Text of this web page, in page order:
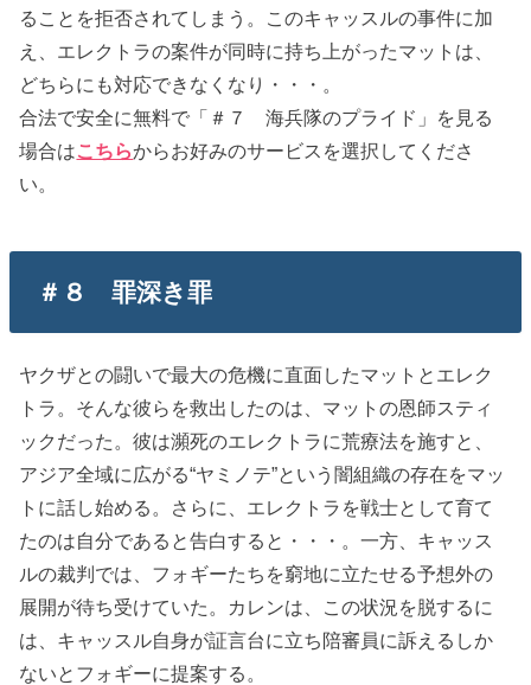
ることを拒否されてしまう。このキャッスルの事件に加
え、エレクトラの案件が同時に持ち上がったマットは、
どちらにも対応できなくなり・・・。
合法で安全に無料で「＃７ 海兵隊のプライド」を見る
場合はこちらからお好みのサービスを選択してくださ
い。
＃８ 罪深き罪
ヤクザとの闘いで最大の危機に直面したマットとエレク
トラ。そんな彼らを救出したのは、マットの恩師スティ
ックだった。彼は瀕死のエレクトラに荒療法を施すと、
アジア全域に広がる“ヤミノテ”という闇組織の存在をマッ
トに話し始める。さらに、エレクトラを戦士として育て
たのは自分であると告白すると・・・。一方、キャッス
ルの裁判では、フォギーたちを窮地に立たせる予想外の
展開が待ち受けていた。カレンは、この状況を脱するに
は、キャッスル自身が証言台に立ち陪審員に訴えるしか
ないとフォギーに提案する。